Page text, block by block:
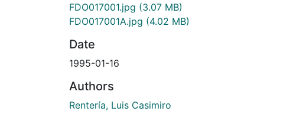
FDO017001.jpg (3.07 MB)
FDO017001A.jpg (4.02 MB)
Date
1995-01-16
Authors
Rentería, Luis Casimiro